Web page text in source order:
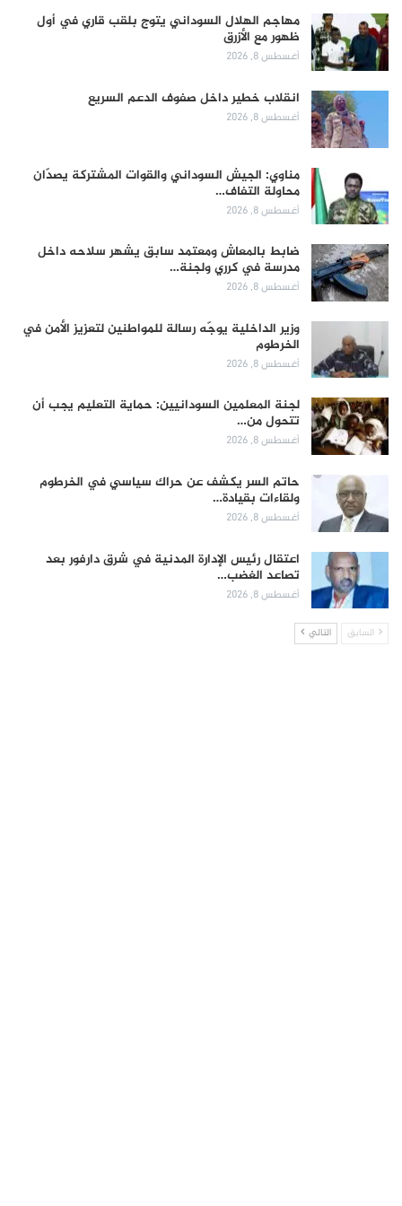
مهاجم الهلال السوداني يتوج بلقب قاري في أول
ظهور مع الأزرق
أغسطس 8, 2026
انقلاب خطير داخل صفوف الدعم السريع
أغسطس 8, 2026
مناوي: الجيش السوداني والقوات المشتركة يصدّان
محاولة التفاف…
أغسطس 8, 2026
ضابط بالمعاش ومعتمد سابق يشهر سلاحه داخل
مدرسة في كرري ولجنة…
أغسطس 8, 2026
وزير الداخلية يوجّه رسالة للمواطنين لتعزيز الأمن في
الخرطوم
أغسطس 8, 2026
لجنة المعلمين السودانيين: حماية التعليم يجب أن
تتحول من…
أغسطس 8, 2026
حاتم السر يكشف عن حراك سياسي في الخرطوم
ولقاءات بقيادة…
أغسطس 8, 2026
اعتقال رئيس الإدارة المدنية في شرق دارفور بعد
تصاعد الغضب…
أغسطس 8, 2026
السابق التالي